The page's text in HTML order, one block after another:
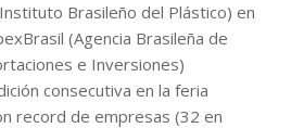
Brasileño del Plástico) en
(Agencia Brasileña de
e Inversiones)
consecutiva en la feria
record de empresas (32 en